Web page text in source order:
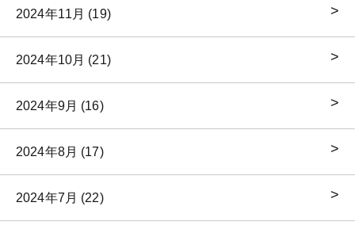
2024年11月 (19)
2024年10月 (21)
2024年9月 (16)
2024年8月 (17)
2024年7月 (22)